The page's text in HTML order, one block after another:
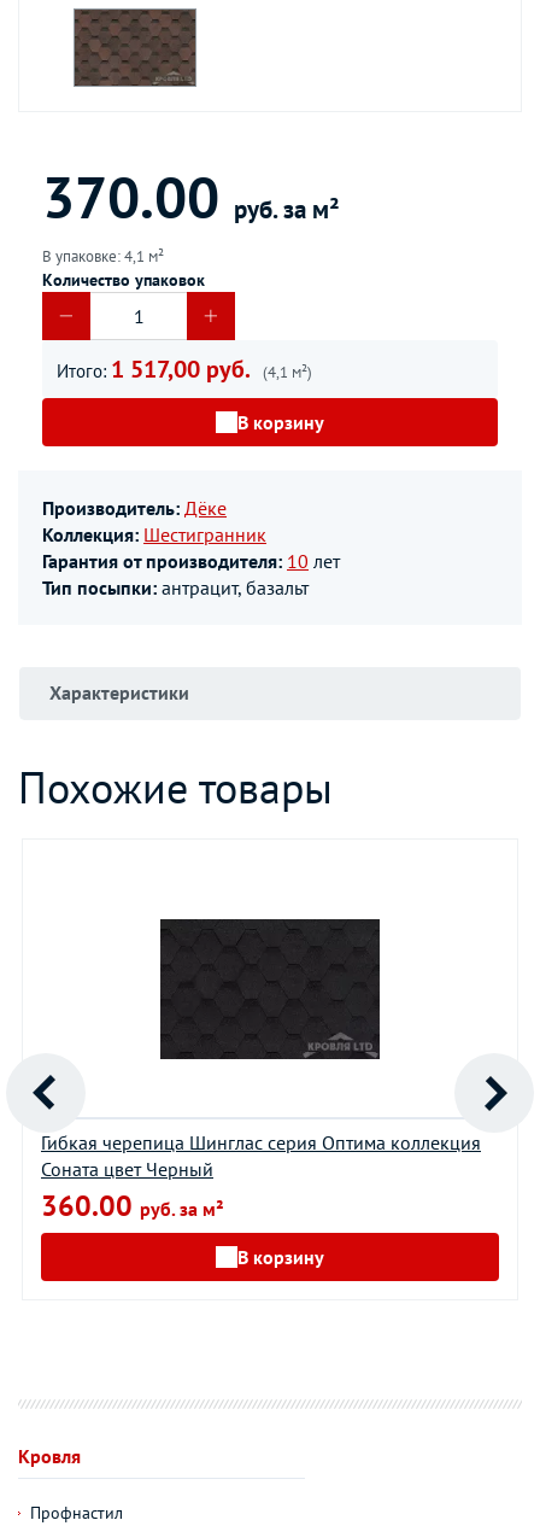
370.00 руб. за м²
В упаковке: 4,1 м²
Количество упаковок
Итого: 1 517,00 руб. (4,1 м²)
В корзину
Производитель: Дёке
Коллекция: Шестигранник
Гарантия от производителя: 10 лет
Тип посыпки: антрацит, базальт
Характеристики
Похожие товары
Гибкая черепица Шинглас серия Оптима коллекция
Соната цвет Черный
360.00 руб. за м²
В корзину
Кровля
Профнастил